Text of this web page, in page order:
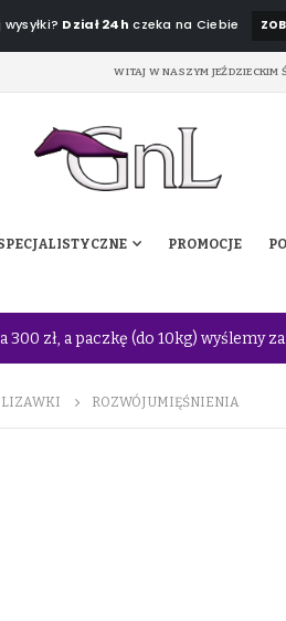
Dział 24h czeka na Ciebie
WITAJ W NASZYM JEŹDZIECKIM
PROMOCJE
300 zł, a paczkę (do 10kg) wyślemy
LIZAWKI ROZWÓJ UMIĘŚNIENIA